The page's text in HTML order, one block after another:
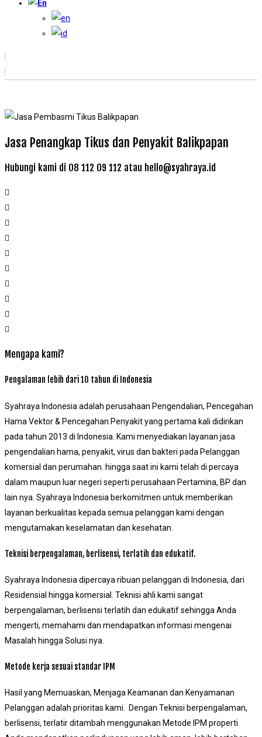
Jasa Penangkap Tikus dan Penyakit Balikpapan
Hubungi kami di 08 112 09 112 atau hello@syahraya.id
Mengapa kami?
Pengalaman lebih dari 10 tahun di Indonesia
Syahraya Indonesia adalah perusahaan Pengendalian, Pencegahan
Hama Vektor & Pencegahan Penyakit yang pertama kali didirikan
pada tahun 2013 di Indonesia. Kami menyediakan layanan jasa
pengendalian hama, penyakit, virus dan bakteri pada Pelanggan
komersial dan perumahan. hingga saat ini kami telah di percaya
dalam maupun luar negeri seperti perusahaan Pertamina, BP dan
lain nya. Syahraya Indonesia berkomitmen untuk memberikan
layanan berkualitas kepada semua pelanggan kami dengan
mengutamakan keselamatan dan kesehatan.
Teknisi berpengalaman, berlisensi, terlatih dan edukatif.
Syahraya Indonesia dipercaya ribuan pelanggan di Indonesia, dari
Residensial hingga komersial. Teknisi ahli kami sangat
berpengalaman, berlisensi terlatih dan edukatif sehingga Anda
mengerti, memahami dan mendapatkan informasi mengenai
Masalah hingga Solusi nya.
Metode kerja sesuai standar IPM
Hasil yang Memuaskan, Menjaga Keamanan dan Kenyamanan
Pelanggan adalah prioritas kami. Dengan Teknisi berpengalaman,
berlisensi, terlatir ditambah menggunakan Metode IPM properti